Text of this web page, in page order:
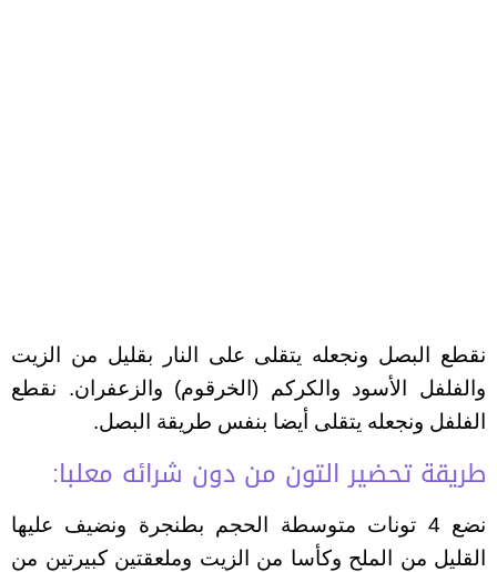
نقطع البصل ونجعله يتقلى على النار بقليل من الزيت
والفلفل اﻷسود والكركم (الخرقوم) والزعفران. نقطع
الفلفل ونجعله يتقلى أيضا بنفس طريقة البصل.
طريقة تحضير التون من دون شرائه معلبا:
نضع 4 تونات متوسطة الحجم بطنجرة ونضيف عليها
القليل من الملح وكأسا من الزيت وملعقتين كبيرتين من